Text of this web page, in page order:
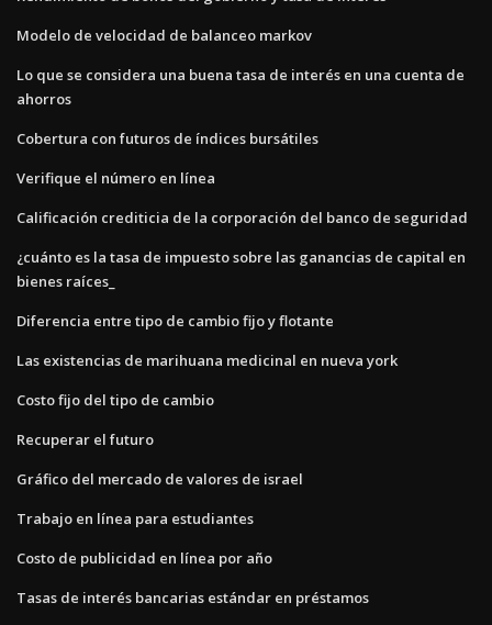
Modelo de velocidad de balanceo markov
Lo que se considera una buena tasa de interés en una cuenta de
ahorros
Cobertura con futuros de índices bursátiles
Verifique el número en línea
Calificación crediticia de la corporación del banco de seguridad
¿cuánto es la tasa de impuesto sobre las ganancias de capital en
bienes raíces_
Diferencia entre tipo de cambio fijo y flotante
Las existencias de marihuana medicinal en nueva york
Costo fijo del tipo de cambio
Recuperar el futuro
Gráfico del mercado de valores de israel
Trabajo en línea para estudiantes
Costo de publicidad en línea por año
Tasas de interés bancarias estándar en préstamos